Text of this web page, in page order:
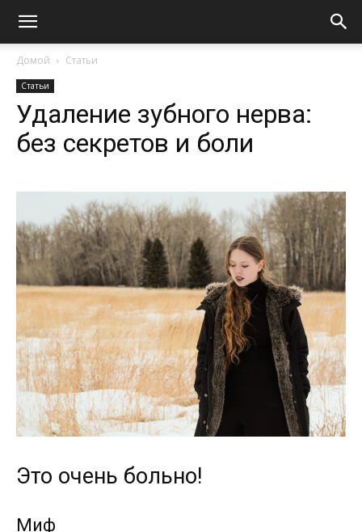
Домой Статьи
Статьи
Удаление зубного нерва:
без секретов и боли
Это очень больно!
Миф